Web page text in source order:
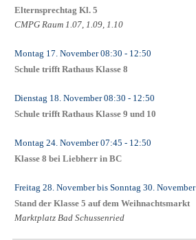
Elternsprechtag Kl. 5
CMPG Raum 1.07, 1.09, 1.10
Montag 17. November08:30 - 12:50
Schule trifft Rathaus Klasse 8
Dienstag 18. November08:30 - 12:50
Schule trifft Rathaus Klasse 9 und 10
Montag 24. November07:45 - 12:50
Klasse 8 bei Liebherr in BC
Freitag 28. Novemberbis Sonntag 30. November
Stand der Klasse 5 auf dem Weihnachtsmarkt
Marktplatz Bad Schussenried